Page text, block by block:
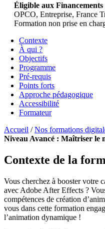
Éligible aux Financements
OPCO, Entreprise, France
Formation non prise en
Contexte
À qui ?
Objectifs
Programme
Pré-requis
Points forts
Approche pédagogique
Accessibilité
Formateur
Accueil /Nos formations
Niveau Avancé : Maîtriser le
Contexte de la
Vous cherchez à booster votre
avec Adobe After Effects ?
compétences de création
vous dans cette formation
l’animation dynamique !